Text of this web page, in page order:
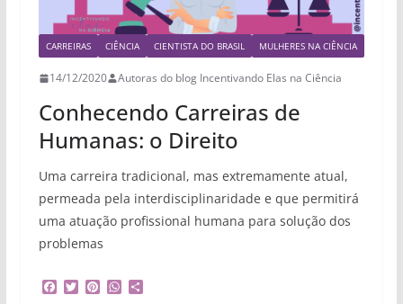
CARREIRAS CIÊNCIA CIENTISTA DO BRASIL MULHERES NA CIÊNCIA
14/12/2020 Autoras do blog Incentivando Elas na Ciência
Conhecendo Carreiras de
Humanas: o Direito
Uma carreira tradicional, mas extremamente atual,
permeada pela interdisciplinaridade e que permitirá
uma atuação profissional humana para solução dos
problemas
F T P W S